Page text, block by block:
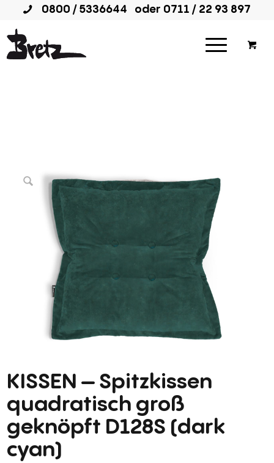
0800 / 5336644 oder 0711 / 22 93 897
KISSEN – Spitzkissen
quadratisch groß
geknöpft D128S (dark
cyan)